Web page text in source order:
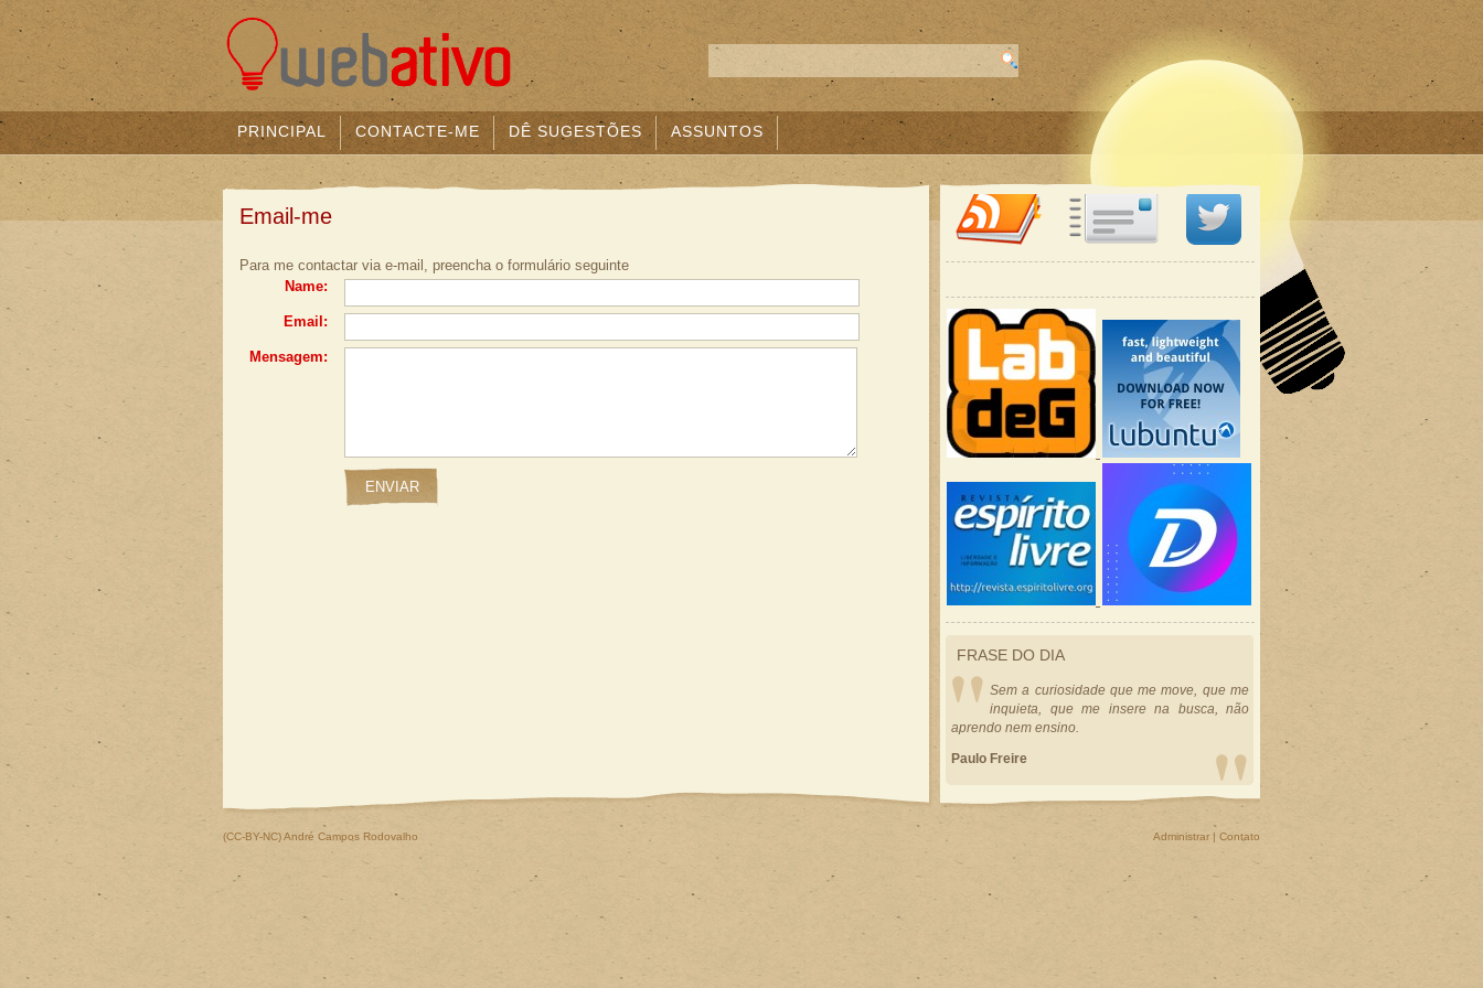
PRINCIPAL CONTACTE-ME DÊ SUGESTÕES ASSUNTOS
Email-me
Para me contactar via e-mail, preencha o formulário seguinte
Name:
Email:
Mensagem:
FRASE DO DIA
Sem a curiosidade que me move, que me
inquieta, que me insere na busca, não
aprendo nem ensino.
Paulo Freire
(CC-BY-NC)André Campos Rodovalho Administrar | Contato